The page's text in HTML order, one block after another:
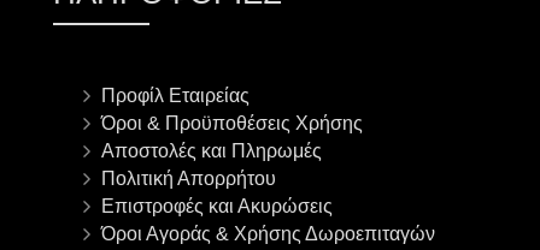
Προφίλ Εταιρείας
Όροι & Προϋποθέσεις Χρήσης
Αποστολές και Πληρωμές
Πολιτική Απορρήτου
Επιστροφές και Ακυρώσεις
Όροι Αγοράς & Χρήσης Δωροεπιταγών